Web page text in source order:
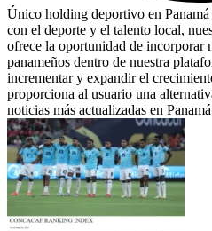
Único holding deportivo en
con el deporte y el talento local,
ofrece la oportunidad de incorporar
panameños dentro de nuestra
incrementar y expandir el
proporciona al usuario una
noticias más actualizadas en